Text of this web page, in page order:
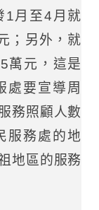
1月至4月就
；另外，就
萬元，這是
處要宣導周
務照顧人數
服務處的地
地區的服務